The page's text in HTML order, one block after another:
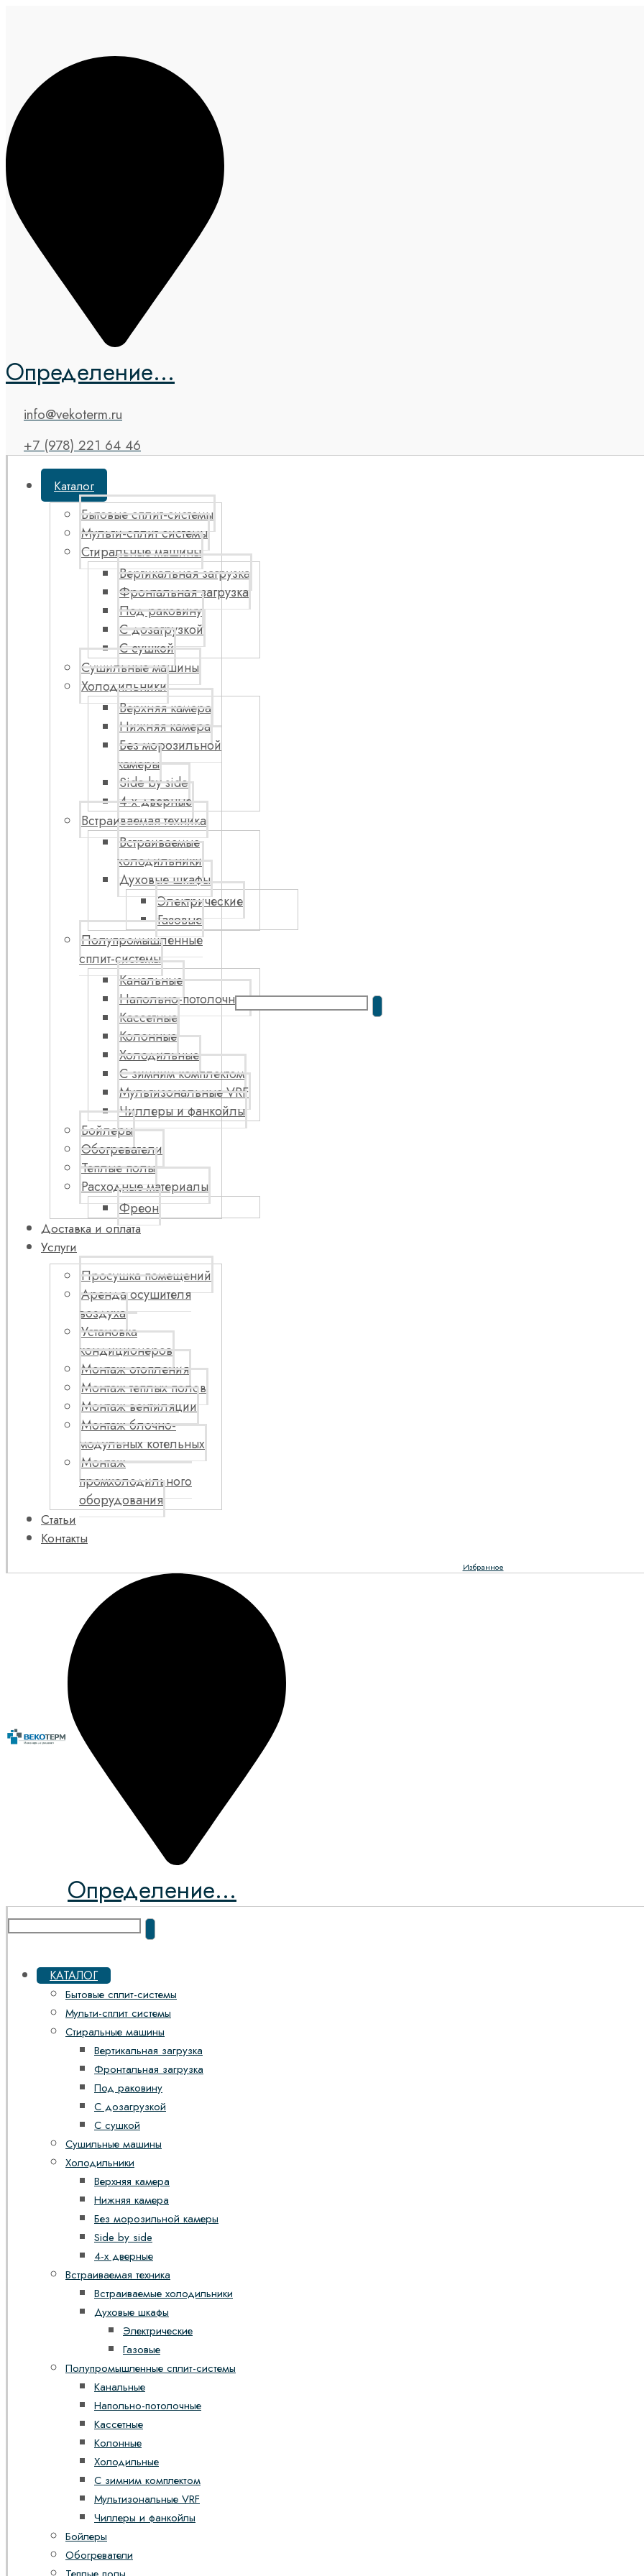
Определение...
info@vekoterm.ru
+7 (978) 221 64 46
Каталог
Бытовые сплит-системы
Мульти-сплит системы
Стиральные машины
Вертикальная загрузка
Фронтальная загрузка
Под раковину
С дозагрузкой
С сушкой
Сушильные машины
Холодильники
Верхняя камера
Нижняя камера
Без морозильной
камеры
Side by side
4-х дверные
Встраиваемая техника
Встраиваемые
холодильники
Духовые шкафы
Электрические
Газовые
Полупромышленные
сплит-системы
Канальные
Напольно-потолочные
Кассетные
Колонные
Холодильные
С зимним комплектом
Мультизональные VRF
Чиллеры и фанкойлы
Бойлеры
Обогреватели
Теплые полы
Расходные материалы
Фреон
Доставка и оплата
Услуги
Просушка помещений
Аренда осушителя
воздуха
Установка
кондиционеров
Монтаж отопления
Монтаж теплых полов
Монтаж вентиляции
Монтаж блочно-
модульных котельных
Монтаж
промхолодильного
оборудования
Статьи
Контакты
Избранное
Определение...
КАТАЛОГ
Бытовые сплит-системы
Мульти-сплит системы
Стиральные машины
Вертикальная загрузка
Фронтальная загрузка
Под раковину
С дозагрузкой
С сушкой
Сушильные машины
Холодильники
Верхняя камера
Нижняя камера
Без морозильной камеры
Side by side
4-х дверные
Встраиваемая техника
Встраиваемые холодильники
Духовые шкафы
Электрические
Газовые
Полупромышленные сплит-системы
Канальные
Напольно-потолочные
Кассетные
Колонные
Холодильные
С зимним комплектом
Мультизональные VRF
Чиллеры и фанкойлы
Бойлеры
Обогреватели